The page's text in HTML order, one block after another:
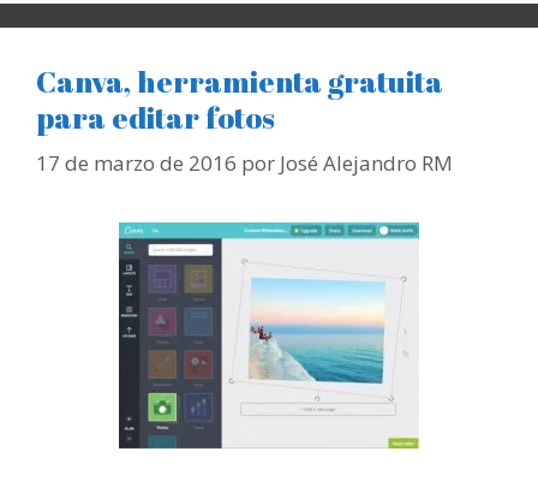
Canva, herramienta gratuita
para editar fotos
17 de marzo de 2016 por José Alejandro RM